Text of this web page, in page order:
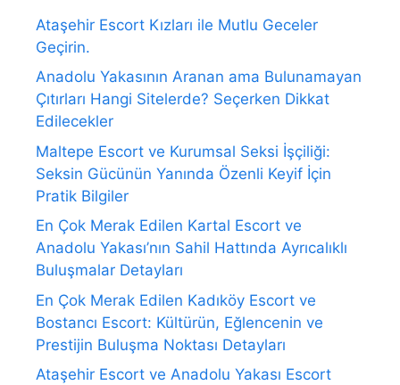
Ataşehir Escort Kızları ile Mutlu Geceler
Geçirin.
Anadolu Yakasının Aranan ama Bulunamayan
Çıtırları Hangi Sitelerde? Seçerken Dikkat
Edilecekler
Maltepe Escort ve Kurumsal Seksi İşçiliği:
Seksin Gücünün Yanında Özenli Keyif İçin
Pratik Bilgiler
En Çok Merak Edilen Kartal Escort ve
Anadolu Yakası’nın Sahil Hattında Ayrıcalıklı
Buluşmalar Detayları
En Çok Merak Edilen Kadıköy Escort ve
Bostancı Escort: Kültürün, Eğlencenin ve
Prestijin Buluşma Noktası Detayları
Ataşehir Escort ve Anadolu Yakası Escort